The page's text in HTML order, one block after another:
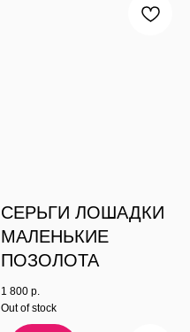
СЕРЬГИ ЛОШАДКИ
МАЛЕНЬКИЕ
ПОЗОЛОТА
1 800 р.
Out of stock